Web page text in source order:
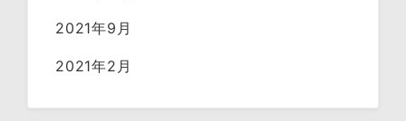
2021年9月
2021年2月